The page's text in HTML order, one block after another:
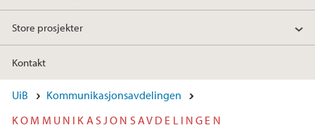
Store prosjekter
Kontakt
UiB
Kommunikasjonsavdelingen
KOMMUNIKASJONS­AVDELINGEN